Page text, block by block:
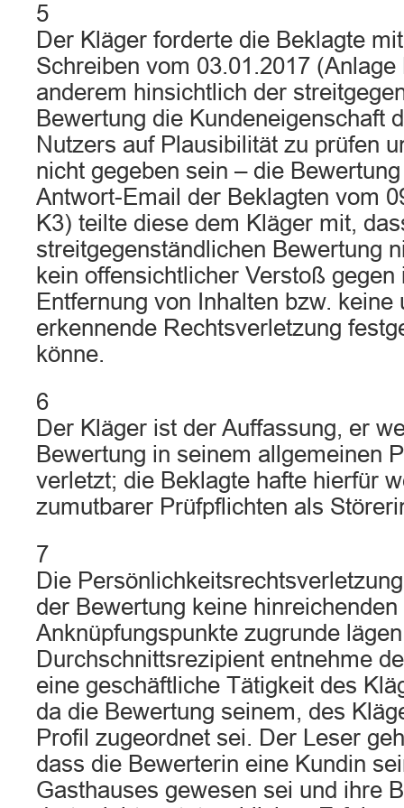
5
Der Kläger forderte die Beklagte
Schreiben vom 03.01.2017 (Anlage
anderem hinsichtlich der
Bewertung die Kundeneigenschaft
Nutzers auf Plausibilität zu prüfen
nicht gegeben sein – die
Antwort-Email der Beklagten vom
K3) teilte diese dem Kläger mit,
streitgegenständlichen Bewertung
kein offensichtlicher Verstoß
Entfernung von Inhalten bzw. keine
erkennende Rechtsverletzung
könne.
6
Der Kläger ist der Auffassung, er
Bewertung in seinem allgemeinen
verletzt; die Beklagte hafte hierfür
zumutbarer Prüfpflichten als
7
Die
der Bewertung keine
Anknüpfungspunkte zugrunde
Durchschnittsrezipient entnehme
eine geschäftliche Tätigkeit des
da die Bewertung seinem, des
Profil zugeordnet sei. Der Leser
dass die Bewerterin eine Kundin
Gasthauses gewesen sei und ihre